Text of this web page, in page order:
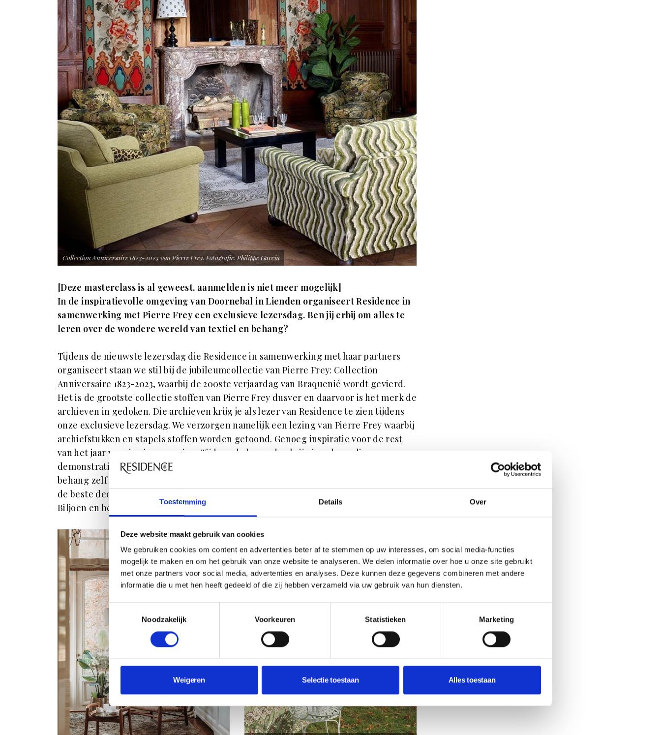
Toestemming Details Over
Deze website maakt gebruik van cookies
We gebruiken cookies om content en advertenties beter af te stemmen op uw interesses, om social media-functies
mogelijk te maken en om het gebruik van onze website te analyseren. We delen informatie over hoe u onze site gebruikt
met onze partners voor social media, advertenties en analyses. Deze kunnen deze gegevens combineren met andere
informatie die u met hen heeft gedeeld of die zij hebben verzameld via uw gebruik van hun diensten.
Toestemmingsselectie
Noodzakelijk
Voorkeuren Statistieken Marketing
Weigeren Selectie toestaan Alles toestaan
Collection Anniversaire 1823-2023 van Pierre Frey. Fotografie: Philippe Garcia
[Deze masterclass is al geweest, aanmelden is niet meer mogelijk]
In de inspiratievolle omgeving van Doornebal in Lienden organiseert Residence in
samenwerking met Pierre Frey een exclusieve lezersdag. Ben jij erbij om alles te
leren over de wondere wereld van textiel en behang?
Tijdens de nieuwste lezersdag die Residence in samenwerking met haar partners
organiseert staan we stil bij de jubileumcollectie van Pierre Frey: Collection
Anniversaire 1823-2023, waarbij de 200ste verjaardag van Braquenié wordt gevierd.
Het is de grootste collectie stoffen van Pierre Frey dusver en daarvoor is het merk de
archieven in gedoken. Die archieven krijg je als lezer van Residence te zien tijdens
onze exclusieve lezersdag. We verzorgen namelijk een lezing van Pierre Frey waarbij
archiefstukken en stapels stoffen worden getoond. Genoeg inspiratie voor de rest
van het jaar voor je eigen woning. Tijdens de lezersdag krijg je ook een live
demonstratie van decoratieschilder Jan Berghuis. Hij laat zien hoe je textiel en
behang zelf kunt beschilderen. Zelf is hij aangesloten bij een internationale club van
de beste decoratieschilders en heeft hij gewerkt voor Kasteel Hoensbroek, Kasteel
Biljoen en het Mauritshuis.